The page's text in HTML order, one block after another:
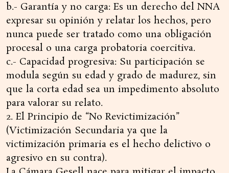
b.- Garantía y no carga: Es un derecho del NNA
expresar su opinión y relatar los hechos, pero
nunca puede ser tratado como una obligación
procesal o una carga probatoria coercitiva.
c.- Capacidad progresiva: Su participación se
modula según su edad y grado de madurez, sin
que la corta edad sea un impedimento absoluto
para valorar su relato.
2. El Principio de “No Revictimización”
(Victimización Secundaria ya que la
victimización primaria es el hecho delictivo o
agresivo en su contra).